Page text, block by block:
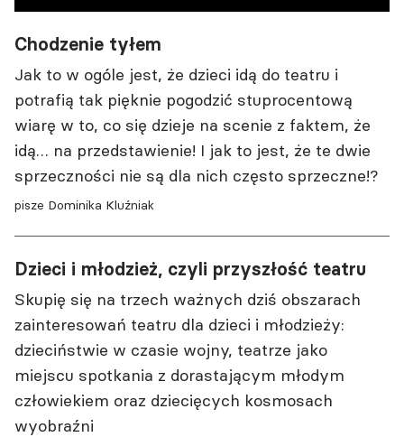
Kondrasiukowi o nieoczywistym
terapeutycznym oddziaływaniu teatru
tworzonego w duchu partycypacji. Dominika
Kluźniak wspomina występy przed
dziecięcą widownią, a Marzenna Wiśniewska
relacjonuje najciekawsze przedstawienia dla
młodzieży.
Chodzenie tyłem
Jak to w ogóle jest, że dzieci idą do teatru i
potrafią tak pięknie pogodzić stuprocentową
wiarę w to, co się dzieje na scenie z faktem, że
idą… na przedstawienie! I jak to jest, że te dwie
sprzeczności nie są dla nich często sprzeczne!?
pisze Dominika Kluźniak
Dzieci i młodzież, czyli przyszłość teatru
Skupię się na trzech ważnych dziś obszarach
zainteresowań teatru dla dzieci i młodzieży:
dzieciństwie w czasie wojny, teatrze jako
miejscu spotkania z dorastającym młodym
człowiekiem oraz dziecięcych kosmosach
wyobraźni